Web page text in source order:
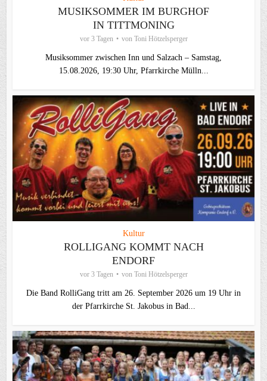
MUSIKSOMMER IM BURGHOF
IN TITTMONING
vor 3 Tagen von Toni Hötzelsperger
Musiksommer zwischen Inn und Salzach – Samstag,
15.08.2026, 19:30 Uhr, Pfarrkirche Mülln...
Kultur
ROLLIGANG KOMMT NACH
ENDORF
vor 3 Tagen von Toni Hötzelsperger
Die Band RolliGang tritt am 26. September 2026 um 19 Uhr in
der Pfarrkirche St. Jakobus in Bad...